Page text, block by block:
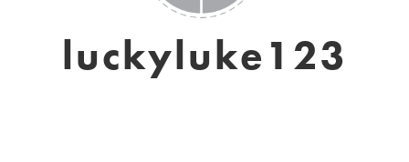
luckyluke123